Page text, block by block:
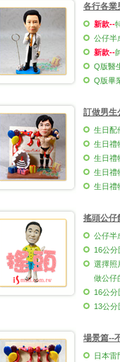
各行各業
新款--
公仔半
新款--
Q版醫
Q版畢
訂做男生
生日配
生日禮
生日禮
生日禮
生日禮
搖頭公仔
公仔半
16公
選擇照
做公仔
16公
13公
場景篇--
日本雷